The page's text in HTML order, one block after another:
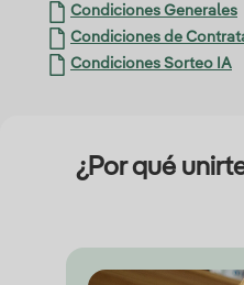
Condiciones Generales
Condiciones de
Condiciones Sorteo IA
¿Por qué